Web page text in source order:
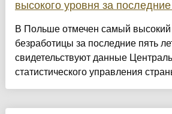
высокого уровня за
В Польше отмечен самый высокий
безработицы за последние пять
свидетельствуют данные
статистического управления